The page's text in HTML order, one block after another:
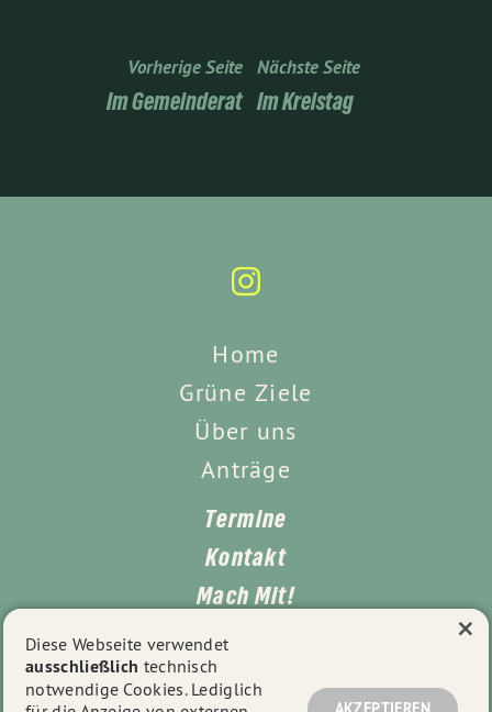
Vorherige Seite
Im Gemeinderat
Nächste Seite
Im Kreistag
Home
Grüne Ziele
Über uns
Anträge
Termine
Kontakt
Mach Mit!
Impressum
Datenschutz
Diese Webseite verwendet
ausschließlich technisch
notwendige Cookies. Lediglich
×